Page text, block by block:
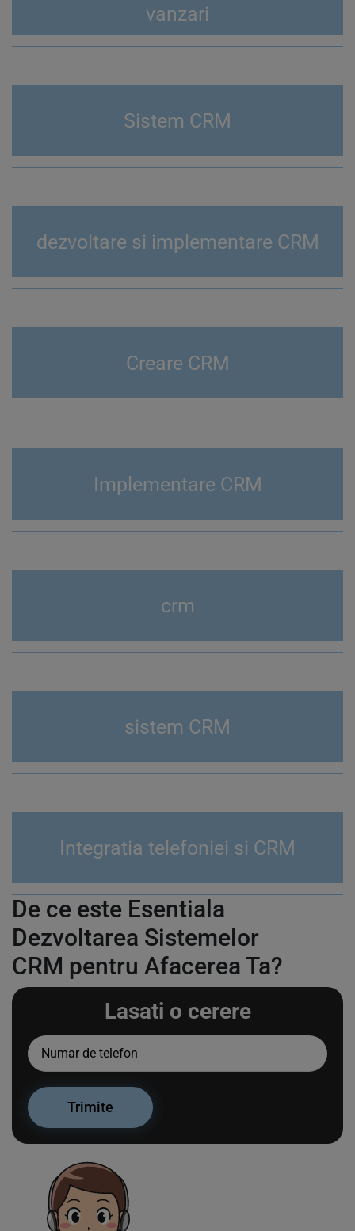
vanzari
Sistem CRM
dezvoltare si implementare CRM
Creare CRM
Implementare CRM
crm
sistem CRM
Integratia telefoniei si CRM
De ce este Esentiala
Dezvoltarea Sistemelor
CRM pentru Afacerea Ta?
Lasati o cerere